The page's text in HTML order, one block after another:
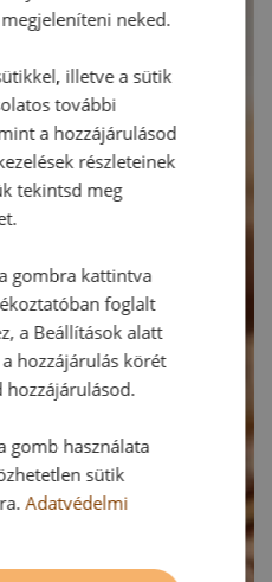
neked.
illetve a sütik
további
a hozzájárulásod
részleteinek
tekintsd meg
gombra kattintva
foglalt
a Beállítások alatt
hozzájárulás körét
hozzájárulásod.
gomb használata
sütik
Adatvédelmi